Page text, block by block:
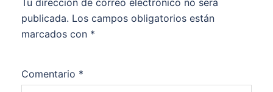
Tu dirección de correo electrónico no será
publicada. Los campos obligatorios están
marcados con *
Comentario *